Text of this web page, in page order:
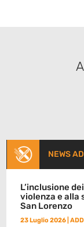
NEWS
L’inclusione
violenza e alla
San Lorenzo
23 Luglio 2026 |